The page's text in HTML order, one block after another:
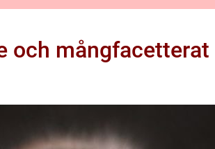
och mångfacetterat